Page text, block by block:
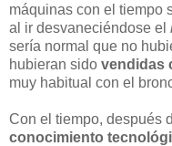
máquinas con el tiempo
al ir desvaneciéndose el
sería normal que no
hubieran sido vendidas
muy habitual con el
Con el tiempo, después
conocimiento